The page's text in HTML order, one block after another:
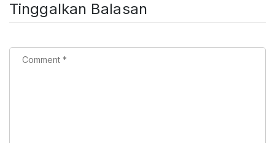
Tinggalkan Balasan